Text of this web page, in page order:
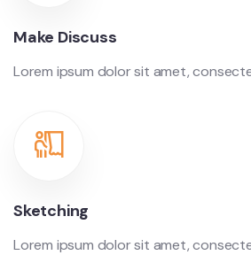
Make Discuss
Lorem ipsum dolor sit amet,
Sketching
Lorem ipsum dolor sit amet,